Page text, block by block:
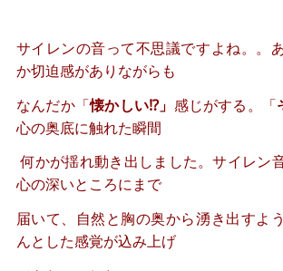
サイレンの音って不思議ですよね。。
か切迫感がありながらも
なんだか「懐かしい⁉︎」 感じがする。「
心の奥底に触れた瞬間
何かが揺れ動き出しました。サイレン
心の深いところにまで
届いて、自然と胸の奥から湧き出すよ
んとした感覚が込み上げ